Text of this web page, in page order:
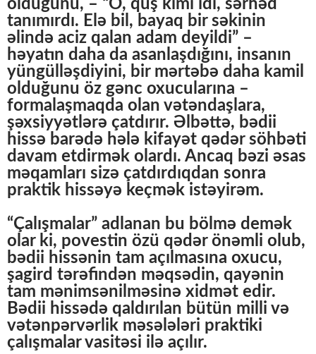
olduğunu, – “O, quş kimi idi, sərhəd
tanımırdı. Elə bil, bayaq bir səkinin
əlində aciz qalan adam deyildi” –
həyatın daha da asanlaşdığını, insanın
yüngülləşdiyini, bir mərtəbə daha kamil
olduğunu öz gənc oxucularına –
formalaşmaqda olan vətəndaşlara,
şəxsiyyətlərə çatdırır. Əlbəttə, bədii
hissə barədə hələ kifayət qədər söhbəti
davam etdirmək olardı. Ancaq bəzi əsas
məqamları sizə çatdırdıqdan sonra
praktik hissəyə keçmək istəyirəm.
“Çalışmalar” adlanan bu bölmə demək
olar ki, povestin özü qədər önəmli olub,
bədii hissənin tam açılmasına oxucu,
şagird tərəfindən məqsədin, qayənin
tam mənimsənilməsinə xidmət edir.
Bədii hissədə qaldırılan bütün milli və
vətənpərvərlik məsələləri praktiki
çalışmalar vasitəsi ilə açılır.